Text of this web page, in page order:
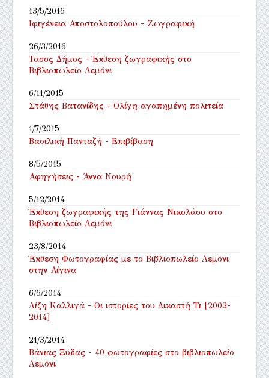
13/5/2016
Ιφιγένεια Αποστολοπούλου - Ζωγραφική
26/3/2016
Τασος Δήμος - Έκθεση ζωγραφικής στο
Βιβλιοπωλείο Λεμόνι
6/11/2015
Στάθης Βατανίδης - Ολίγη αγαπημένη πολιτεία
1/7/2015
Βασιλική Πανταζή - Επιβίβαση
8/5/2015
Αφηγήσεις - Άννα Νουρή
5/12/2014
Έκθεση ζωγραφικής της Γιάννας Νικολάου στο
Βιβλιοπωλείο Λεμόνι
23/8/2014
Έκθεση Φωτογραφίας με το Βιβλιοπωλείο Λεμόνι
στην Αίγινα
6/6/2014
Λίζη Καλλιγά - Οι ιστορίες του Δικαστή Τι [2002-
2014]
21/3/2014
Βάνιας Ξύδας - 40 φωτογραφίες στο βιβλιοπωλείο
Λεμόνι